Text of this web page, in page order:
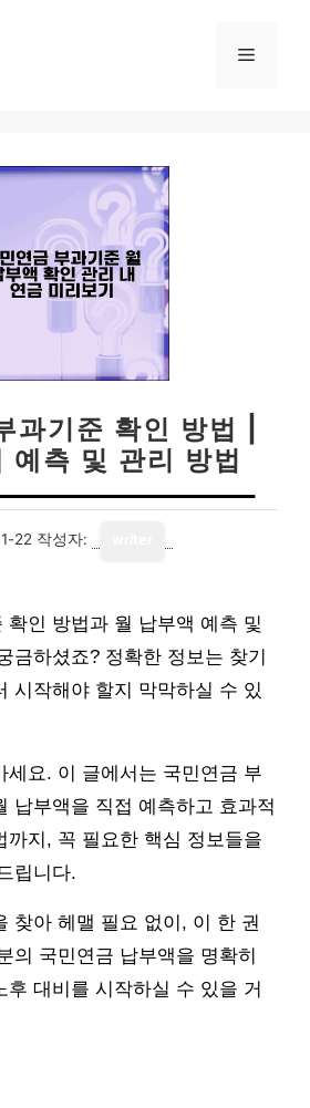
메
과기준 확인 방법 |
예측 및 관리 방법
22 작성자:
확인 방법과 월 납부액 예측 및
금하셨죠? 정확한 정보는 찾기
시작해야 할지 막막하실 수 있
세요. 이 글에서는 국민연금 부
납부액을 직접 예측하고 효과적
까지, 꼭 필요한 핵심 정보들을
립니다.
찾아 헤맬 필요 없이, 이 한 권
의 국민연금 납부액을 명확히
후 대비를 시작하실 수 있을 거